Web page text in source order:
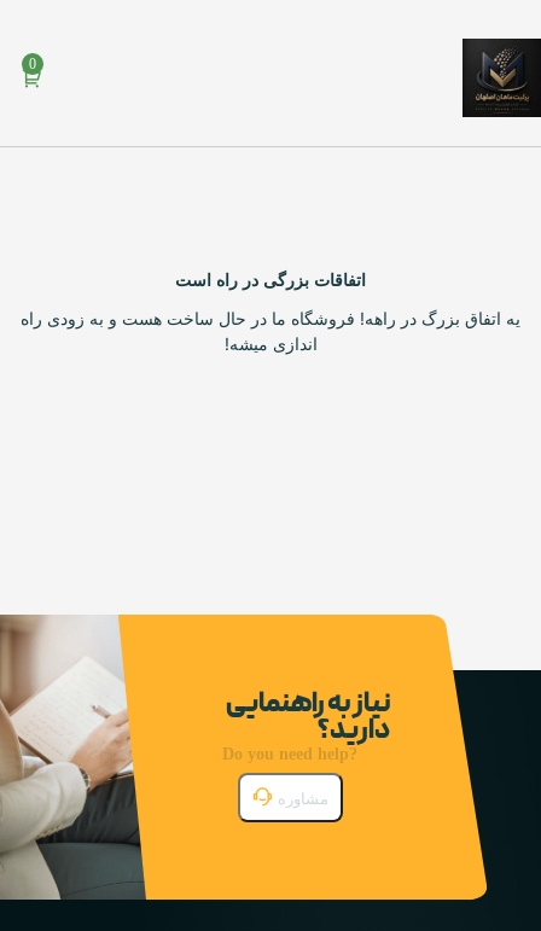
0
اتفاقات بزرگی در راه است
یه اتفاق بزرگ در راهه! فروشگاه ما در حال ساخت هست و به زودی راه
اندازی میشه!
نیاز به راهنمایی
دارید؟
Do you need help?
مشاوره